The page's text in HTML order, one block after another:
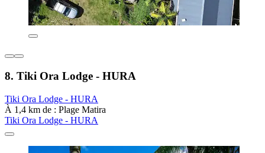
8. Tiki Ora Lodge - HURA
Tiki Ora Lodge - HURA
À 1,4 km de : Plage Matira
Tiki Ora Lodge - HURA